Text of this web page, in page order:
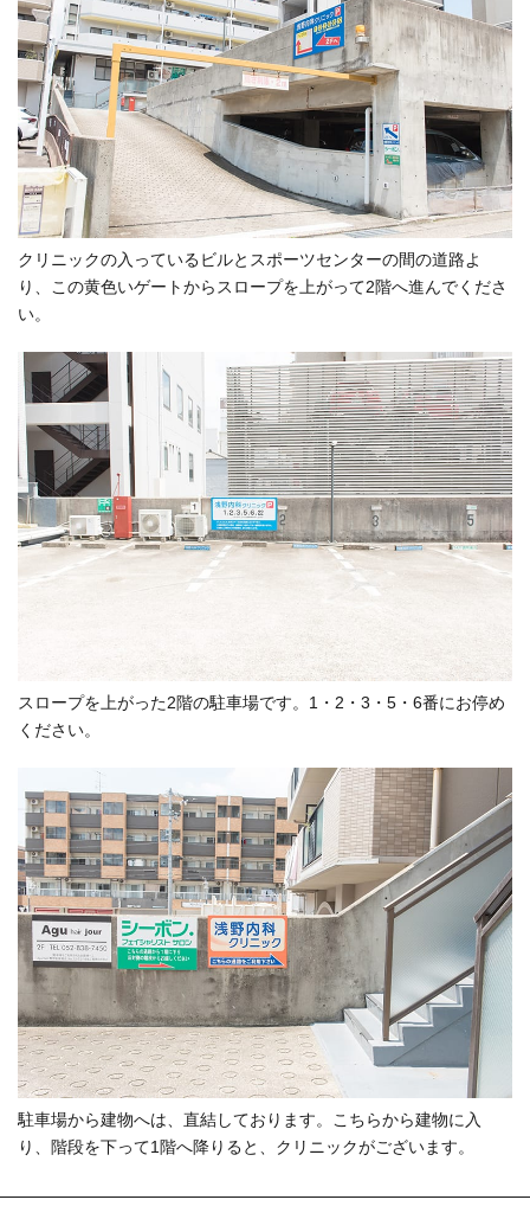
クリニックの入っているビルとスポーツセンターの間の道路よ
り、この黄色いゲートからスロープを上がって2階へ進んでくださ
い。
スロープを上がった2階の駐車場です。1・2・3・5・6番にお停め
ください。
駐車場から建物へは、直結しております。こちらから建物に入
り、階段を下って1階へ降りると、クリニックがございます。